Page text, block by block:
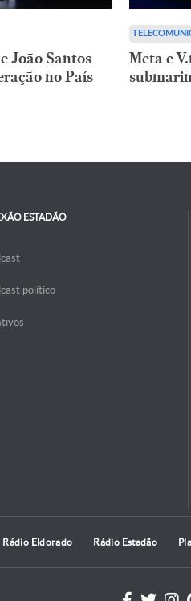
João Santos
no País
Meta e
ESTADÃO
político
Rádio Eldorado Rádio Estadão